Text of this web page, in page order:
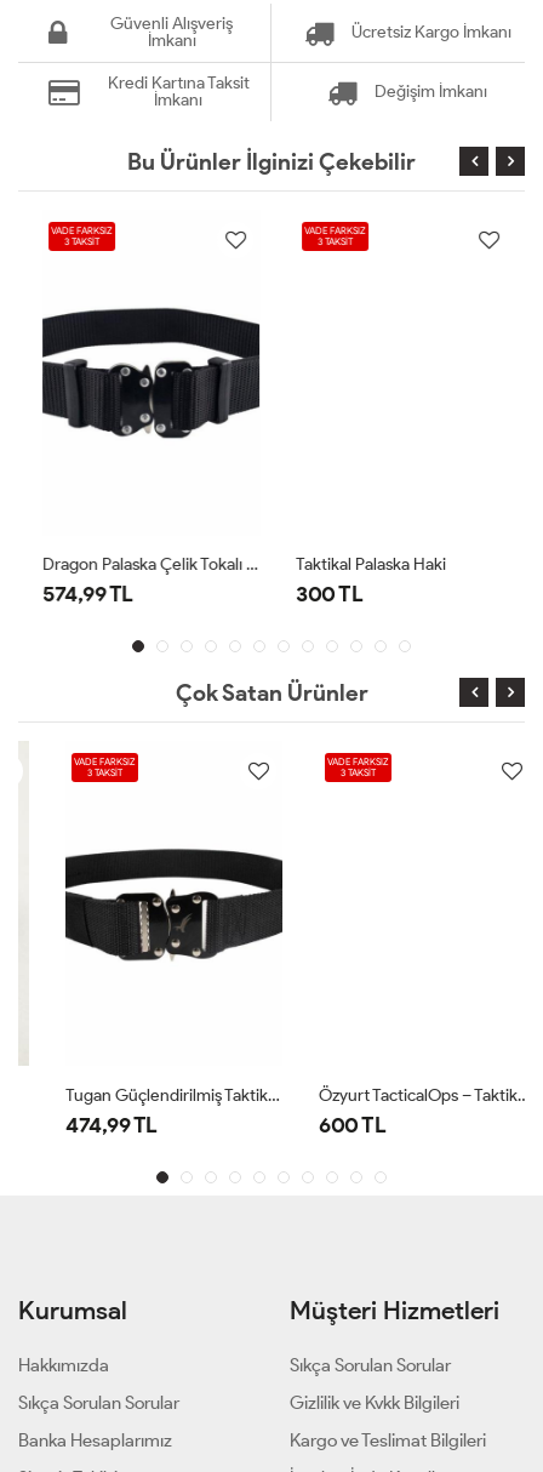
Güvenli Alışveriş
İmkanı
Ücretsiz Kargo İmkanı
Kredi Kartına Taksit
İmkanı
Değişim İmkanı
Bu Ürünler İlginizi Çekebilir
VADE FARKSIZ
3 TAKSİT
Dragon Palaska Çelik Tokalı Siyah
574,99 TL
VADE FARKSIZ
3 TAKSİT
Taktikal Palaska Haki
300 TL
Çok Satan Ürünler
VADE FARKSIZ
3 TAKSİT
Tugan Güçlendirilmiş Taktik Kemer Palaska Siyah
474,99 TL
VADE FARKSIZ
3 TAKSİT
Özyurt TacticalOps – Taktikal Palaska Çöl
600 TL
Kurumsal
Hakkımızda
Sıkça Sorulan Sorular
Banka Hesaplarımız
Müşteri Hizmetleri
Sıkça Sorulan Sorular
Gizlilik ve Kvkk Bilgileri
Kargo ve Teslimat Bilgileri